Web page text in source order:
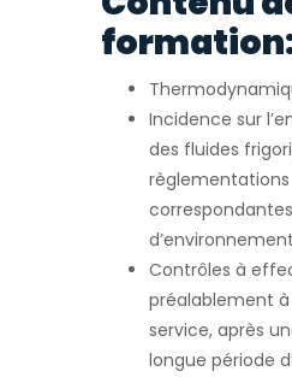
Incidence sur
des fluides
règlementations
d’environnement
Contrôles à
préalablement
service, après
longue période